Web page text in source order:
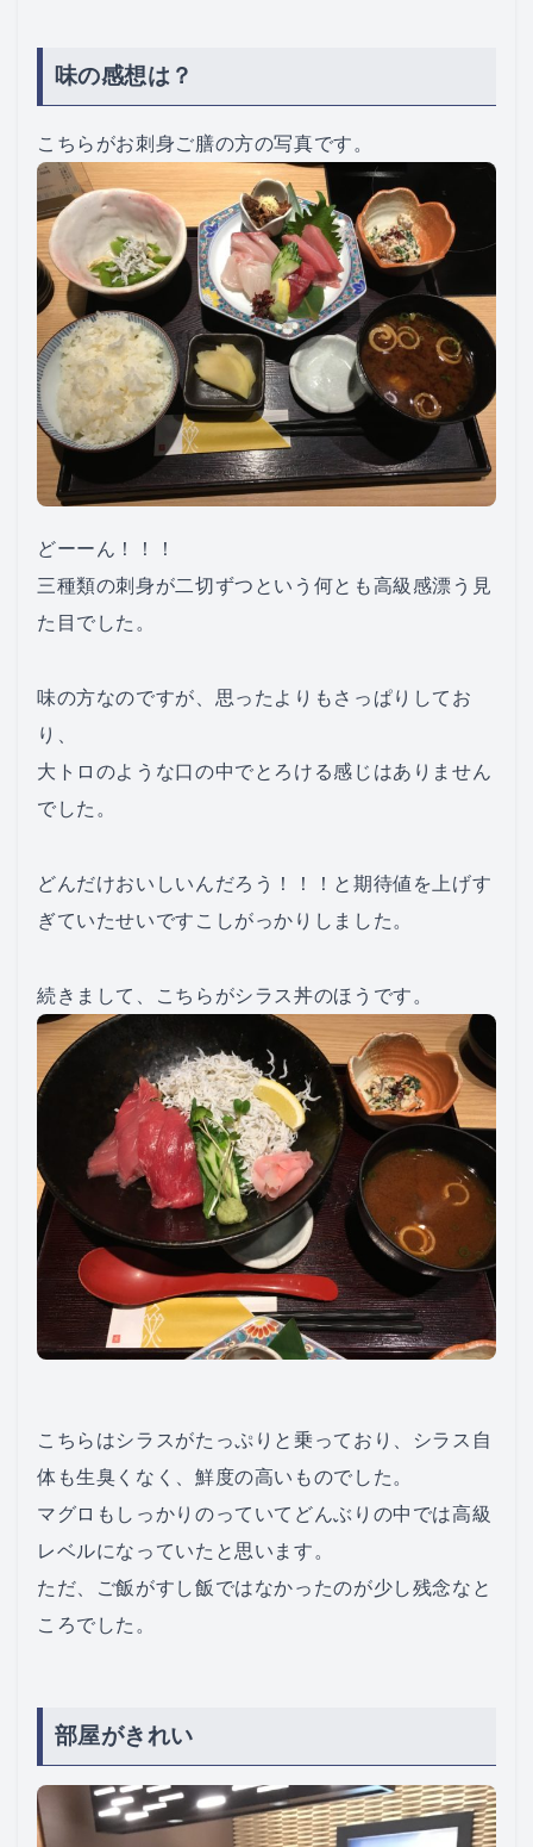
味の感想は？
こちらがお刺身ご膳の方の写真です。
どーーん！！！
三種類の刺身が二切ずつという何とも高級感漂う見
た目でした。
味の方なのですが、思ったよりもさっぱりしてお
り、
大トロのような口の中でとろける感じはありません
でした。
どんだけおいしいんだろう！！！と期待値を上げす
ぎていたせいですこしがっかりしました。
続きまして、こちらがシラス丼のほうです。
こちらはシラスがたっぷりと乗っており、シラス自
体も生臭くなく、鮮度の高いものでした。
マグロもしっかりのっていてどんぶりの中では高級
レベルになっていたと思います。
ただ、ご飯がすし飯ではなかったのが少し残念なと
ころでした。
部屋がきれい